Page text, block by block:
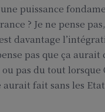
puissance
? Je ne pense
davantage
pas que ça aurait
pas du tout lorsque
fait sans les